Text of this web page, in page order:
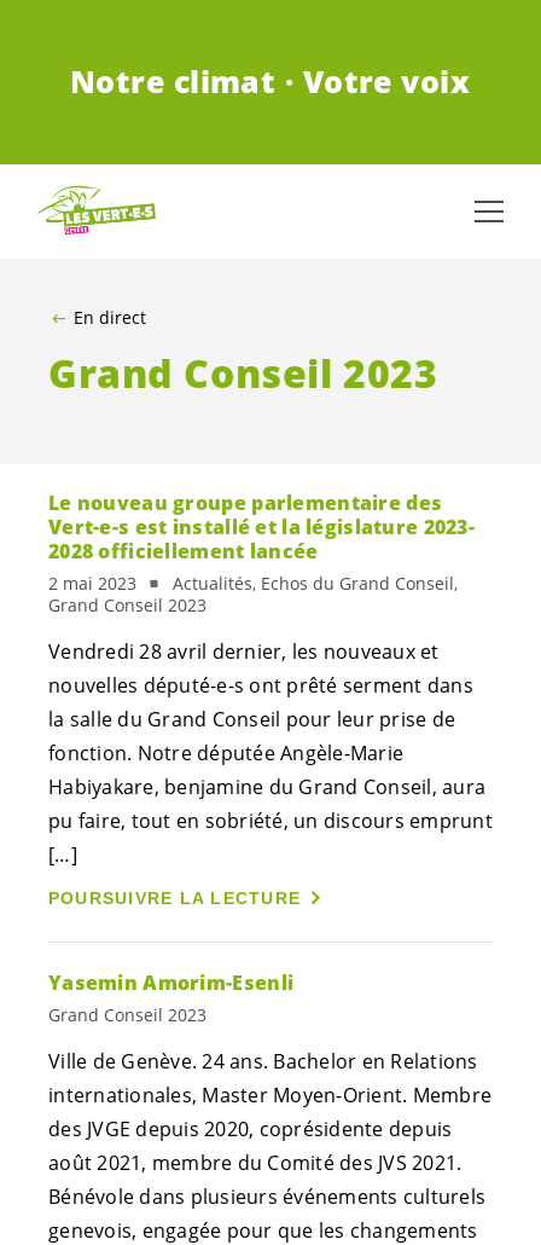
Notre climat · Votre voix
En direct
Grand Conseil 2023
Le nouveau groupe parlementaire des
Vert-e-s est installé et la législature 2023-
2028 officiellement lancée
2 mai 2023
Actualités, Echos du Grand Conseil,
Grand Conseil 2023
Vendredi 28 avril dernier, les nouveaux et
nouvelles député-e-s ont prêté serment dans
la salle du Grand Conseil pour leur prise de
fonction. Notre députée Angèle-Marie
Habiyakare, benjamine du Grand Conseil, aura
pu faire, tout en sobriété, un discours emprunt
[…]
POURSUIVRE LA LECTURE
Yasemin Amorim-Esenli
Grand Conseil 2023
Ville de Genève. 24 ans. Bachelor en Relations
internationales, Master Moyen-Orient. Membre
des JVGE depuis 2020, coprésidente depuis
août 2021, membre du Comité des JVS 2021.
Bénévole dans plusieurs événements culturels
genevois, engagée pour que les changements